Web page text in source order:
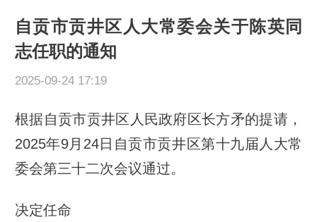
自贡市贡井区人大常委会关于陈英同
志任职的通知
2025-09-24 17:19
根据自贡市贡井区人民政府区长方矛的提请，
2025年9月24日自贡市贡井区第十九届人大常
委会第三十二次会议通过。
决定任命